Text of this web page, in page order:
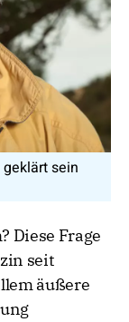
sein
Diese Frage
seit
äußere